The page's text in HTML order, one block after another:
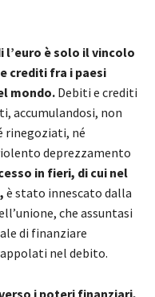
l’euro è solo il vincolo
crediti fra i paesi
mondo. Debiti e crediti
accumulandosi, non
rinegoziati, né
deprezzamento
in fieri, di cui nel
è stato innescato dalla
che assuntasi
di finanziare
nel debito.
i poteri finanziari,